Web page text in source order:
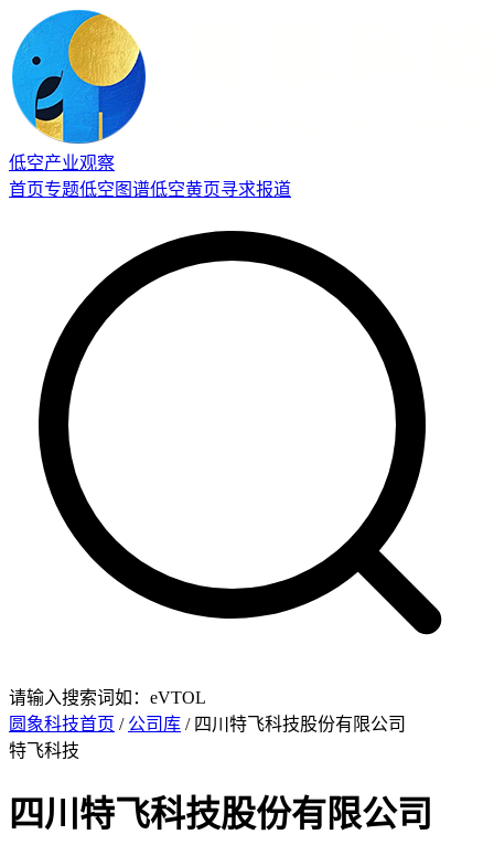
低空产业观察
首页专题低空图谱低空黄页寻求报道
请输入搜索词如：eVTOL
圆象科技首页 / 公司库 / 四川特飞科技股份有限公司
特飞科技
四川特飞科技股份有限公司